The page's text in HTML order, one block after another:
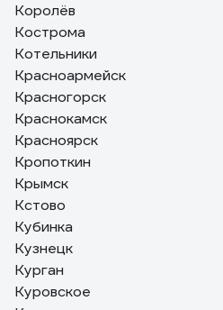
Королёв
Кострома
Котельники
Красноармейск
Красногорск
Краснокамск
Красноярск
Кропоткин
Крымск
Кстово
Кубинка
Кузнецк
Курган
Куровское